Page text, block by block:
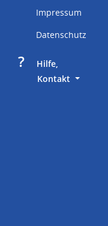
Impressum
Datenschutz
?
     Hilfe,
Kontakt